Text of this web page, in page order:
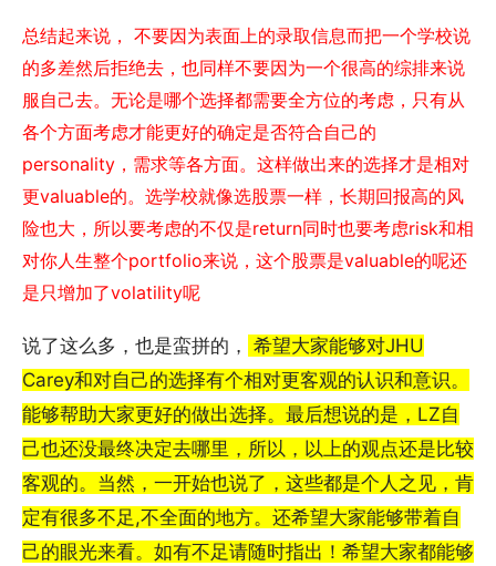
总结起来说， 不要因为表面上的录取信息而把一个学校说
的多差然后拒绝去，也同样不要因为一个很高的综排来说
服自己去。无论是哪个选择都需要全方位的考虑，只有从
各个方面考虑才能更好的确定是否符合自己的
personality，需求等各方面。这样做出来的选择才是相对
更valuable的。选学校就像选股票一样，长期回报高的风
险也大，所以要考虑的不仅是return同时也要考虑risk和相
对你人生整个portfolio来说，这个股票是valuable的呢还
是只增加了volatility呢
说了这么多，也是蛮拼的， 希望大家能够对JHU
Carey和对自己的选择有个相对更客观的认识和意识。
能够帮助大家更好的做出选择。最后想说的是，LZ自
己也还没最终决定去哪里，所以，以上的观点还是比较
客观的。当然，一开始也说了，这些都是个人之见，肯
定有很多不足,不全面的地方。还希望大家能够带着自
己的眼光来看。如有不足请随时指出！希望大家都能够